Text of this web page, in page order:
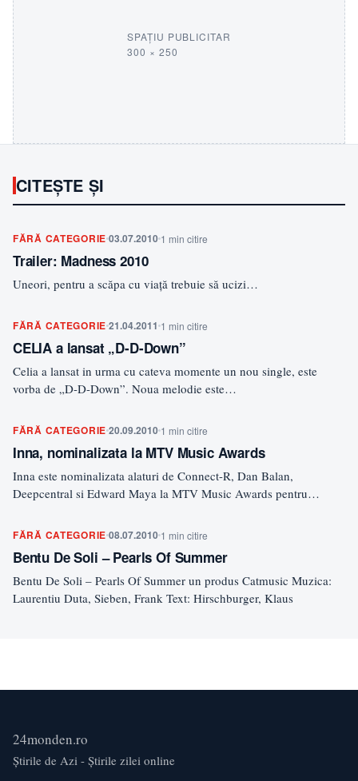
SPAȚIU PUBLICITAR
300 × 250
CITEȘTE ȘI
FĂRĂ CATEGORIE03.07.2010 1 min citire
Trailer: Madness 2010
Uneori, pentru a scăpa cu viaţă trebuie să ucizi…
FĂRĂ CATEGORIE21.04.2011 1 min citire
CELIA a lansat „D-D-Down”
Celia a lansat in urma cu cateva momente un nou single, este
vorba de „D-D-Down”. Noua melodie este…
FĂRĂ CATEGORIE20.09.2010 1 min citire
Inna, nominalizata la MTV Music Awards
Inna este nominalizata alaturi de Connect-R, Dan Balan,
Deepcentral si Edward Maya la MTV Music Awards pentru
FĂRĂ CATEGORIE08.07.2010 1 min citire
Bentu De Soli – Pearls Of Summer
Bentu De Soli – Pearls Of Summer un produs Catmusic Muzica:
Laurentiu Duta, Sieben, Frank Text: Hirschburger, Klaus
24monden.ro
Știrile de Azi - Știrile zilei online